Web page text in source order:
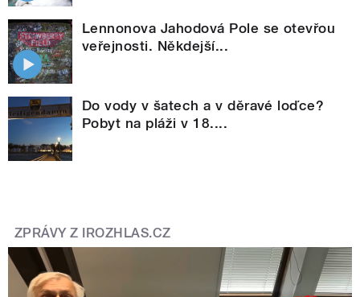
Lennonova Jahodová Pole se otevřou
veřejnosti. Někdejší...
Do vody v šatech a v děravé loďce?
Pobyt na pláži v 18....
ZPRÁVY Z IROZHLAS.CZ